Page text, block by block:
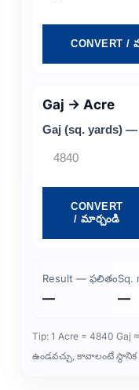
CONVERT /
Gaj → Acre
Gaj (sq. yards)
CONVERT
/ మార్చండి
Result — ఫలితం
—
Sq.
—
Tip: 1 Acre = 4840
ఉండవచ్చు, కావాలంటే